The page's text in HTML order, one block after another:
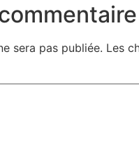
sera pas publiée. Les